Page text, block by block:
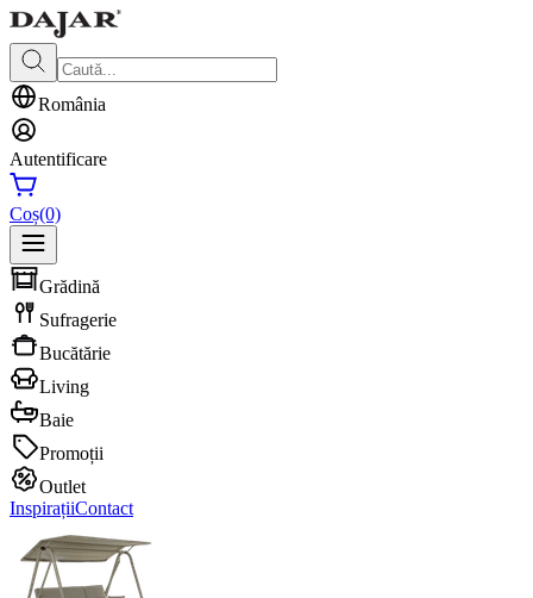
România
Autentificare
Coș(0)
Grădină
Sufragerie
Bucătărie
Living
Baie
Promoții
Outlet
InspirațiiContact